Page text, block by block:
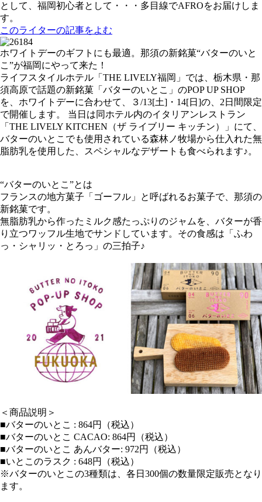
として、福岡初心者として・・・多目線でAFROをお届けしま
す。
このライターの記事をよむ
ホワイトデーのギフトにも最適。那須の新銘菓“バターのいと
こ”が福岡にやって来た！
ライフスタイルホテル「THE LIVELY福岡」では、栃木県・那
須高原で話題の新銘菓「バターのいとこ」のPOP UP SHOP
を、ホワイトデーに合わせて、３/13[土]・14[日]の、2日間限定
で開催します。 当日は同ホテル内のイタリアンレストラン
「THE LIVELY KITCHEN（ザ ライブリー キッチン）」にて、
バターのいとこでも使用されている森林ノ牧場から仕入れた無
脂肪乳を使用した、スペシャルなデザートも食べられます♪。
“バターのいとこ”とは
フランスの地方菓子「ゴーフル」と呼ばれるお菓子で、那須の
新銘菓です。
無脂肪乳から作ったミルク感たっぷりのジャムを、バターが香
り立つワッフル生地でサンドしています。その食感は「ふわ
っ・シャリッ・とろっ」の三拍子♪
＜商品説明＞
■バターのいとこ : 864円（税込）
■バターのいとこ CACAO: 864円（税込）
■バターのいとこ あんバター: 972円（税込）
■いとこのラスク : 648円（税込）
※バターのいとこの3種類は、各日300個の数量限定販売となり
ます。